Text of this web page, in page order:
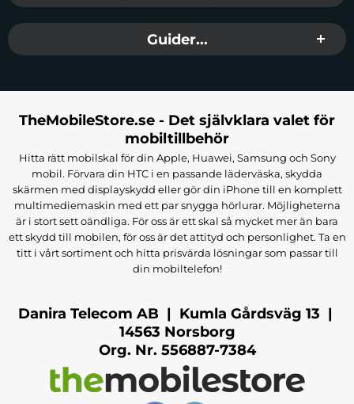
Guider...
TheMobileStore.se - Det självklara valet för
mobiltillbehör
Hitta rätt mobilskal för din Apple, Huawei, Samsung och Sony
mobil. Förvara din HTC i en passande läderväska, skydda
skärmen med displayskydd eller gör din iPhone till en komplett
multimediemaskin med ett par snygga hörlurar. Möjligheterna
är i stort sett oändliga. För oss är ett skal så mycket mer än bara
ett skydd till mobilen, för oss är det attityd och personlighet. Ta en
titt i vårt sortiment och hitta prisvärda lösningar som passar till
din mobiltelefon!
Danira Telecom AB | Kumla Gårdsväg 13 |
14563 Norsborg
Org. Nr. 556887-7384